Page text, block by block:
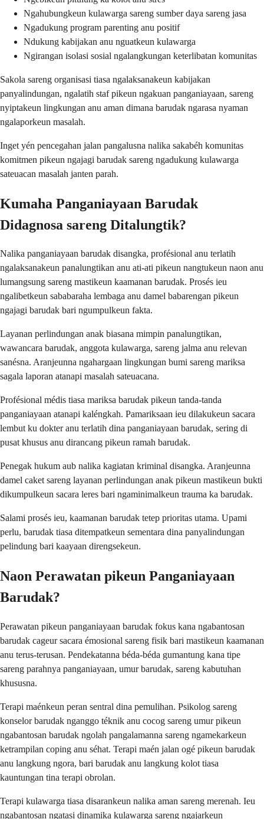
Ngahubungkeun kulawarga sareng sumber daya sareng jasa
Ngadukung program parenting anu positif
Ndukung kabijakan anu nguatkeun kulawarga
Ngirangan isolasi sosial ngalangkungan keterlibatan komunitas
Sakola sareng organisasi tiasa ngalaksanakeun kabijakan
panyalindungan, ngalatih staf pikeun ngakuan panganiayaan, sareng
nyiptakeun lingkungan anu aman dimana barudak ngarasa nyaman
ngalaporkeun masalah.
Inget yén pencegahan jalan pangalusna nalika sakabéh komunitas
komitmen pikeun ngajagi barudak sareng ngadukung kulawarga
sateuacan masalah janten parah.
Kumaha Panganiayaan Barudak
Didagnosa sareng Ditalungtik?
Nalika panganiayaan barudak disangka, profésional anu terlatih
ngalaksanakeun panalungtikan anu ati-ati pikeun nangtukeun naon anu
lumangsung sareng mastikeun kaamanan barudak. Prosés ieu
ngalibetkeun sababaraha lembaga anu damel babarengan pikeun
ngajagi barudak bari ngumpulkeun fakta.
Layanan perlindungan anak biasana mimpin panalungtikan,
wawancara barudak, anggota kulawarga, sareng jalma anu relevan
sanésna. Aranjeunna ngahargaan lingkungan bumi sareng mariksa
sagala laporan atanapi masalah sateuacana.
Profésional médis tiasa mariksa barudak pikeun tanda-tanda
panganiayaan atanapi kaléngkah. Pamariksaan ieu dilakukeun sacara
lembut ku dokter anu terlatih dina panganiayaan barudak, sering di
pusat khusus anu dirancang pikeun ramah barudak.
Penegak hukum aub nalika kagiatan kriminal disangka. Aranjeunna
damel caket sareng layanan perlindungan anak pikeun mastikeun bukti
dikumpulkeun sacara leres bari ngaminimalkeun trauma ka barudak.
Salami prosés ieu, kaamanan barudak tetep prioritas utama. Upami
perlu, barudak tiasa ditempatkeun sementara dina panyalindungan
pelindung bari kaayaan direngsekeun.
Naon Perawatan pikeun Panganiayaan
Barudak?
Perawatan pikeun panganiayaan barudak fokus kana ngabantosan
barudak cageur sacara émosional sareng fisik bari mastikeun kaamanan
anu terus-terusan. Pendekatanna béda-béda gumantung kana tipe
sareng parahnya panganiayaan, umur barudak, sareng kabutuhan
khususna.
Terapi maénkeun peran sentral dina pemulihan. Psikolog sareng
konselor barudak nganggo téknik anu cocog sareng umur pikeun
ngabantosan barudak ngolah pangalamanna sareng ngamekarkeun
ketrampilan coping anu séhat. Terapi maén jalan ogé pikeun barudak
anu langkung ngora, bari barudak anu langkung kolot tiasa
kauntungan tina terapi obrolan.
Terapi kulawarga tiasa disarankeun nalika aman sareng merenah. Ieu
ngabantosan ngatasi dinamika kulawarga sareng ngajarkeun